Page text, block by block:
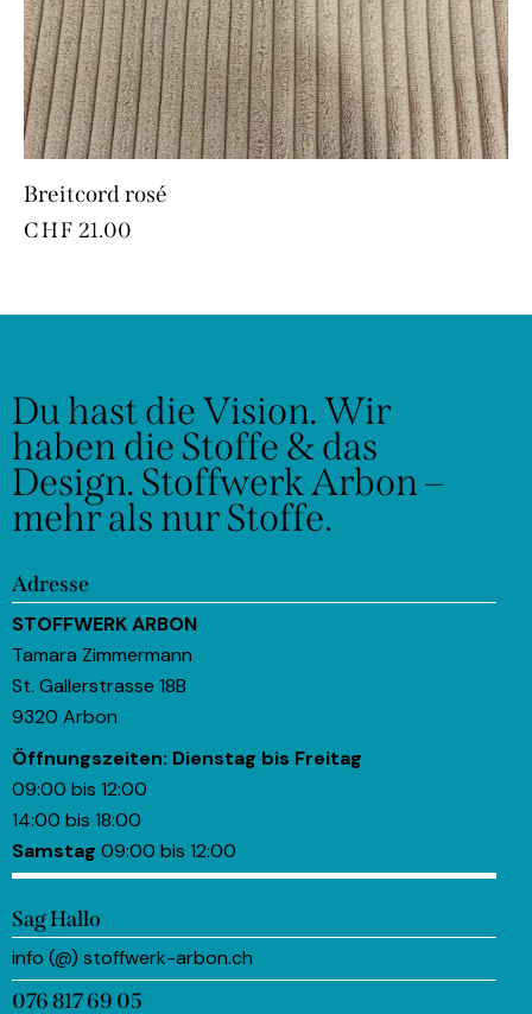
Breitcord rosé
CHF 21.00
Du hast die Vision.Wir
haben die Stoffe & das
Design. Stoffwerk Arbon –
mehr als nur Stoffe.
Adresse
STOFFWERK ARBON
Tamara Zimmermann
St. Gallerstrasse 18B
9320 Arbon
Öffnungszeiten: Dienstag bis Freitag
09:00 bis 12:00
14:00 bis 18:00
Samstag 09:00 bis 12:00
Sag Hallo
info (@) stoffwerk-arbon.ch
076 817 69 05